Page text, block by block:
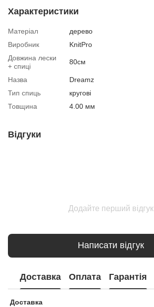
Характеристики
Матеріал
дерево
Виробник
KnitPro
Довжина лески
+ спиці
80см
Назва
Dreamz
Тип спиць
кругові
Товщина
4.00 мм
Відгуки
Додайте перший відгук
Написати відгук
Доставка Оплата Гарантія
Доставка